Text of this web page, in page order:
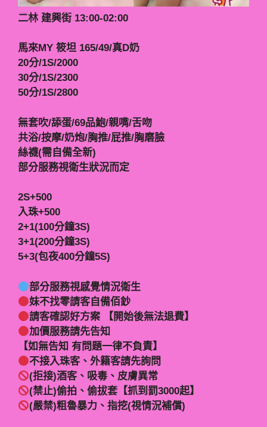
二林 建興街 13:00-02:00
馬來MY 筱坦 165/49/真D奶
20分/1S/2000
30分/1S/2300
50分/1S/2800
無套吹/舔蛋/69品鮑/親嘴/舌吻
共浴/按摩/奶炮/胸推/屁推/胸磨臉
絲襪(需自備全新)
部分服務視衛生狀況而定
2S+500
入珠+500
2+1(100分鐘3S)
3+1(200分鐘3S)
5+3(包夜400分鐘5S)
部分服務視感覺情況衛生
妹不找零請客自備佰鈔
請客確認好方案 【開始後無法退費】
加價服務請先告知
【如無告知 有問題一律不負責】
不接入珠客、外籍客請先詢問
(拒接)酒客、吸毒、皮膚異常
(禁止)偷拍、偷拔套【抓到罰3000起】
(嚴禁)粗魯暴力、指挖(視情況補償)